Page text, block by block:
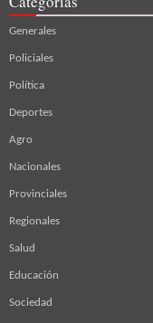
Generales
Policiales
Política
Deportes
Agro
Nacionales
Provinciales
Regionales
Salud
Educación
Sociedad